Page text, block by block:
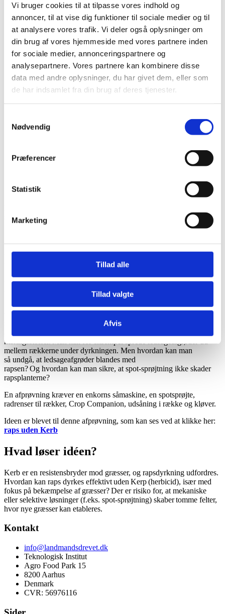
Vi bruger cookies til at tilpasse vores indhold og
annoncer, til at vise dig funktioner til sociale medier og til
at analysere vores trafik. Vi deler også oplysninger om
din brug af vores hjemmeside med vores partnere inden
for sociale medier, annonceringspartnere og
analysepartnere. Vores partnere kan kombinere disse
data med andre oplysninger, du har givet dem, eller som
de har indsamlet fra din brug af deres tjenester.
Nødvendig
Præferencer
Statistik
Marketing
Tillad alle
Tillad valgte
Afvis
Dato:
Region:
Region Sjælland
Kan man finde en erstatning for Kerb i raps dyrkningen? Kan raps
spotsprøjtning og en kombination?
muliggøre mekanisk bekæmpelse?Dereropnået gode resultater
med radrensere, hvor man brugte 40 planter/m² med 40 cm
Kan man brugeradrensere (både efterår og forår) til at
fjerne græsser imellem rækkerne?Fungerer det at
radrensere medspot-sprøjtning (f.eks.glyfosat) mod enkeltstående
En anden ide eratsålavt
voksende
kabe konkurrence mod græsser.
næringsstoffer.
mellem rækkerne under dyrkningen. Men hvordan kan man
så undgå, at ledsageafgrøder blandes med
rapsen?Og hvordan kan man sikre, at spot-sprøjtning ikke skader
rapsplanterne?
En afprøvning kræver en enkorns såmaskine, en spotsprøjte,
radrenser til rækker, Crop Companion, udsåning i række og kløver.
Ideen er blevet til denne afprøvning, som kan ses ved at klikke her:
raps uden Kerb
Hvad løser idéen?
Kerb er en resistensbryder mod græsser, og rapsdyrkning udfordres.
Hvordan kan raps dyrkes effektivt uden Kerp (herbicid), især med
fokus på bekæmpelse af græsser? Der er risiko for, at mekaniske
eller selektive løsninger (f.eks. spot-sprøjtning) skaber tomme felter,
hvor nye græsser kan etableres.
Kontakt
info@landmandsdrevet.dk
Teknologisk Institut
Agro Food Park 15
8200 Aarhus
Denmark
CVR: 56976116